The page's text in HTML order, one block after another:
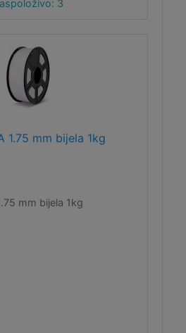
3
1.75 mm bijela 1kg
mm bijela 1kg